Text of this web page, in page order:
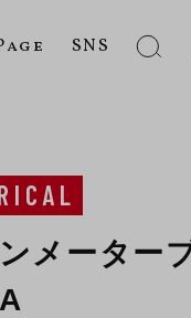
SNS
メーター